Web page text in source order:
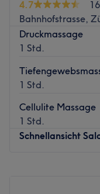
4.7
Bahnhofstrasse,
Druckmassage
1 Std.
1 Std.
Cellulite Massage
1 Std.
Schnellansicht